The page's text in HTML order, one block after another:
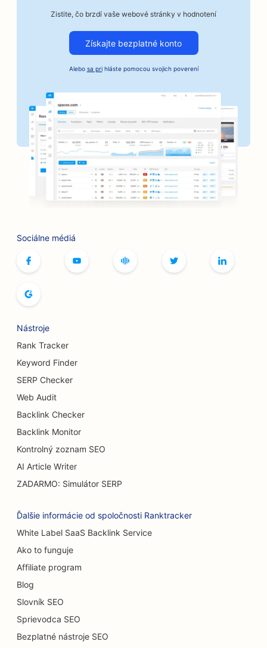
SEO pre autoservisy
SEO pre autoopravovne
SEO pre podniky v automobilovom priemysle
SEO pre služby kaucií
SEO pre pekárne
SEO pre banky
SEO pre holičstvá
SEO pre kaviarne so stolnými hrami
SEO pre služby botoxu a výplňových materiálov
SEO pre bufetové reštaurácie
SEO pre butiky
SEO pre pivovary
SEO pre Burger Trucks
SEO pre popáleninových chirurgov
SEO pre predajcov áut
SEO pre služby zväčšenia prsníkov
SEO pre cukrárne
SEO pre reštaurácie s príležitostným stravovaním
Zistite, čo brzdí vaše webové stránky v hodnotení
Získajte bezplatné konto
Alebo sa prihláste pomocou svojich poverení
Sociálne médiá
Nástroje
Rank Tracker
Keyword Finder
SERP Checker
Web Audit
Backlink Checker
Backlink Monitor
Kontrolný zoznam SEO
AI Article Writer
ZADARMO: Simulátor SERP
Ďalšie informácie od spoločnosti Ranktracker
White Label SaaS Backlink Service
Ako to funguje
Affiliate program
Blog
Slovník SEO
Sprievodca SEO
Bezplatné nástroje SEO